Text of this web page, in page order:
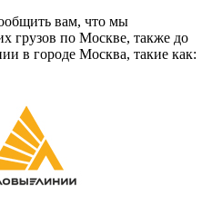
вам, что мы
грузов по Москве, также до
в городе Москва, такие как: